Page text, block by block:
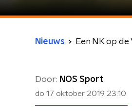
Nieuws Een NK op
Door: NOS Sport
do 17 oktober 2019 23:10